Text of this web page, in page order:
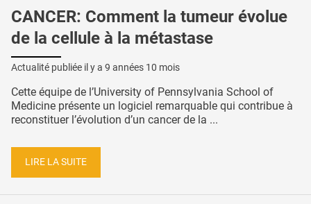
CANCER: Comment la tumeur évolue
de la cellule à la métastase
Actualité publiée il y a 9 années 10 mois
Cette équipe de l’University of Pennsylvania School of
Medicine présente un logiciel remarquable qui contribue à
reconstituer l’évolution d’un cancer de la ...
LIRE LA SUITE